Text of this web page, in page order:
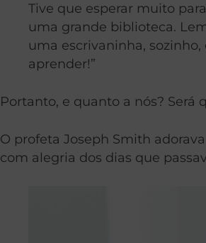
Tive que esperar muito
uma grande biblioteca.
uma escrivaninha,
aprender!”
Portanto, e quanto a nós? Será
O profeta Joseph Smith
com alegria dos dias que